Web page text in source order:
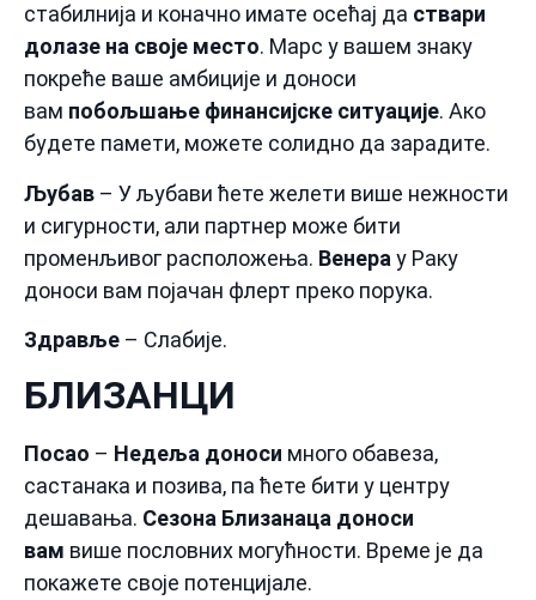
стабилнија и коначно имате осећај да ствари
долазе на своје место. Марс у вашем знаку
покреће ваше амбиције и доноси
вам побољшање финансијске ситуације. Ако
будете памети, можете солидно да зарадите.
Љубав – У љубави ћете желети више нежности
и сигурности, али партнер може бити
променљивог расположења. Венера у Раку
доноси вам појачан флерт преко порука.
Здравље – Слабије.
БЛИЗАНЦИ
Посао – Недеља доноси много обавеза,
састанака и позива, па ћете бити у центру
дешавања. Сезона Близанаца доноси
вам више пословних могућности. Време је да
покажете своје потенцијале.